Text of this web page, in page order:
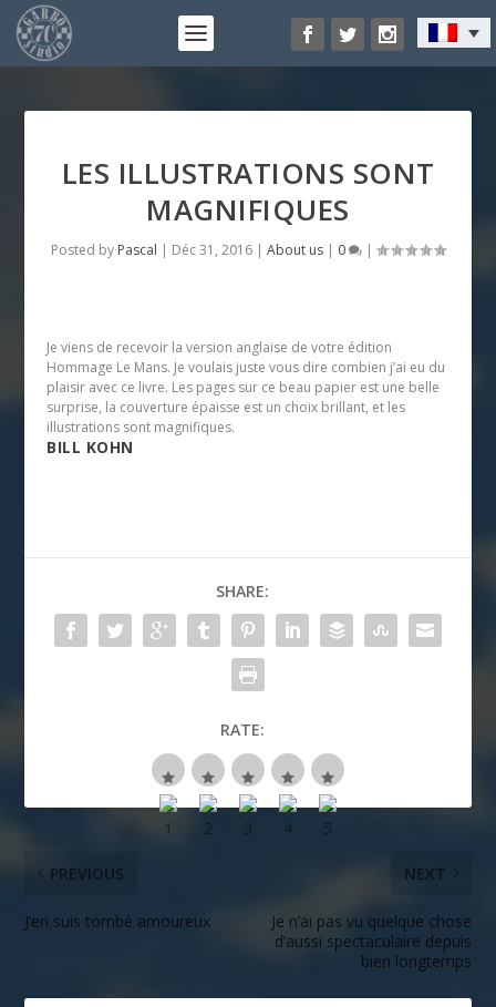
LES ILLUSTRATIONS SONT
MAGNIFIQUES
Posted by Pascal | Déc 31, 2016 | About us | 0 |
Je viens de recevoir la version anglaise de votre édition
Hommage Le Mans. Je voulais juste vous dire combien j’ai eu du
plaisir avec ce livre. Les pages sur ce beau papier est une belle
surprise, la couverture épaisse est un choix brillant, et les
illustrations sont magnifiques.
BILL KOHN
SHARE:
RATE:
PREVIOUS
J’en suis tombé amoureux
NEXT
Je n’ai pas vu quelque chose
d’aussi spectaculaire depuis
bien longtemps